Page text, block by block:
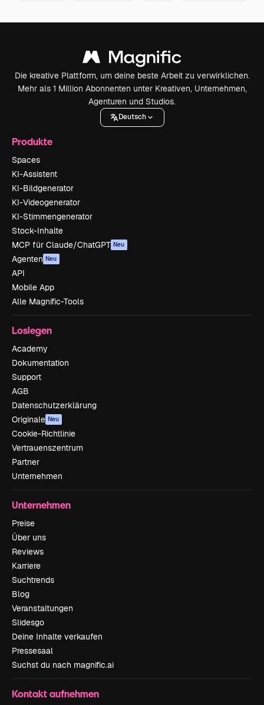
Die kreative Plattform, um deine beste Arbeit zu verwirklichen.
Mehr als 1 Million Abonnenten unter Kreativen, Unternehmen,
Agenturen und Studios.
Deutsch
Produkte
Spaces
KI-Assistent
KI-Bildgenerator
KI-Videogenerator
KI-Stimmengenerator
Stock-Inhalte
MCP für Claude/ChatGPT Neu
Agenten Neu
API
Mobile App
Alle Magnific-Tools
Loslegen
Academy
Dokumentation
Support
AGB
Datenschutzerklärung
Originale Neu
Cookie-Richtlinie
Vertrauenszentrum
Partner
Unternehmen
Unternehmen
Preise
Über uns
Reviews
Karriere
Suchtrends
Blog
Veranstaltungen
Slidesgo
Deine Inhalte verkaufen
Pressesaal
Suchst du nach magnific.ai
Kontakt aufnehmen